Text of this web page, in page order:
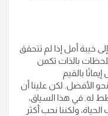
خيبة أمل إذا لم تتحقق
بالذات تكمن
بالقيم
الأفضل. لكن علينا أن
له. في هذا السياق،
ولكننا نحب أكثر